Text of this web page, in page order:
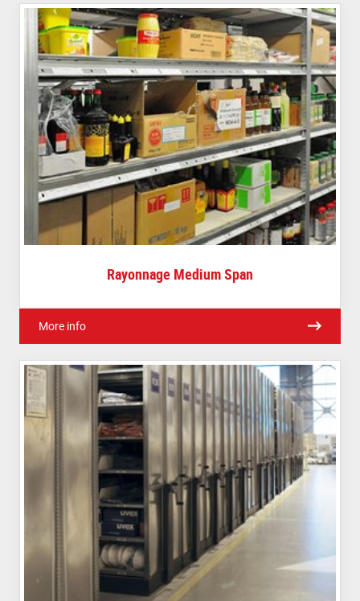
Rayonnage Medium Span
More info